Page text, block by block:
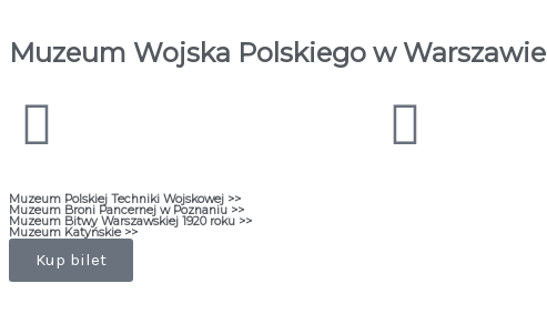
Muzeum Wojska Polskiego w Warszawie
Muzeum Polskiej Techniki Wojskowej >>
Muzeum Broni Pancernej w Poznaniu >>
Muzeum Bitwy Warszawskiej 1920 roku >>
Muzeum Katyńskie >>
Kup bilet